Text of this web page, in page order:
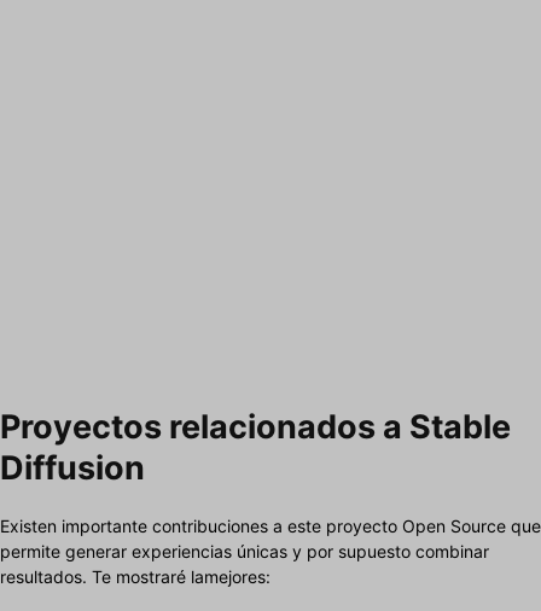
Proyectos relacionados a Stable
Diffusion
Existen importante contribuciones a este proyecto Open Source que
permite generar experiencias únicas y por supuesto combinar
resultados. Te mostraré lamejores: